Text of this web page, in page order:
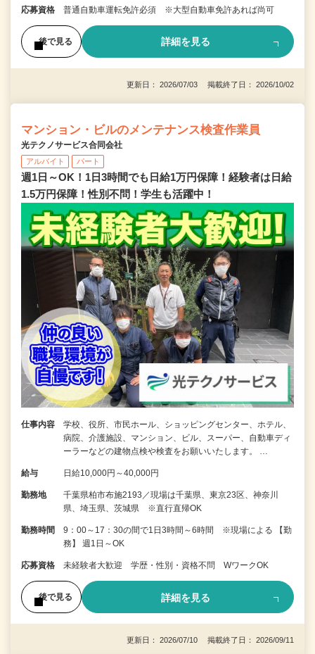
応募資格 普通自動車運転免許必須 ※大型自動車免許あれば尚可
後で見る 詳細を見る
更新日： 2026/07/03 掲載終了日： 2026/10/02
マンション・ビルのメンテナンス検査作業員
光テクノサービス合同会社
アルバイト パート
週1日～OK！1日3時間でも日給1万円保障！経験者は日給
1.5万円保障！性別不問！学生も活躍中！
仕事内容
学校、役所、市民ホール、ショッピングセンター、ホテル、
病院、介護施設、マンション、ビル、スーパー、自動車ディ
ーラーなどの建物点検や検査をお願いいたします。 …
給与 日給10,000円～40,000円
勤務地
千葉県柏市布施2193／現場は千葉県、東京23区、神奈川
県、埼玉県、茨城県 ※直行直帰OK
勤務時間
9：00～17：30の間で1日3時間～6時間 ※現場による 【勤
務】 週1日～OK
応募資格 未経験者大歓迎 学歴・性別・資格不問 WワークOK
後で見る 詳細を見る
更新日： 2026/07/10 掲載終了日： 2026/09/11